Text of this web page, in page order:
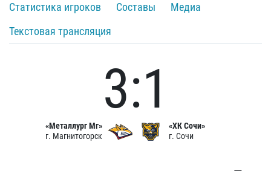
Статистика игроков
Составы
Медиа
Текстовая трансляция
«Металлург Мг»
г. Магнитогорск
3:1
«ХК Сочи»
г. Сочи